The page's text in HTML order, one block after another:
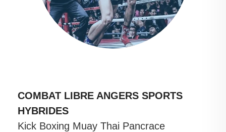
COMBAT LIBRE ANGERS SPORTS
HYBRIDES
Kick Boxing Muay Thai Pancrace